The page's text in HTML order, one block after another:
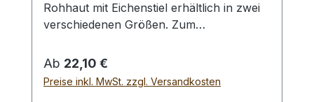
Rohhaut mit Eichenstiel erhältlich in zwei
verschiedenen Größen. Zum
Locheisen, Punziereisen, etc.
Auswahlliste:#1 Gesamtgewicht: 295
Gramm / Kopf - Ø : 48 mm / Gesamtlänge
Regulärer Preis:
Ab 22,10 €
Preise inkl. MwSt. zzgl. Versandkosten